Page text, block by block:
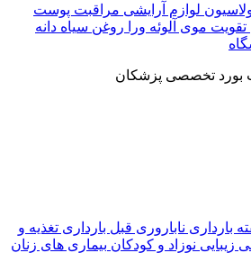
لوازم آرایشی مراقبت پوست
تقویت موی آلوئه‌ ورا روغن سیاه دانه
بورد تخصصی پزشکان
بارداری ناباروری قبل بارداری تغذیه و
زیبایی نوزاد و کودکان بیماری های زنان